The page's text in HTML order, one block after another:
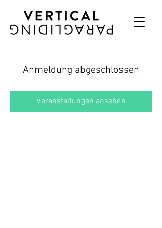
Anmeldung abgeschlossen
Veranstaltungen ansehen